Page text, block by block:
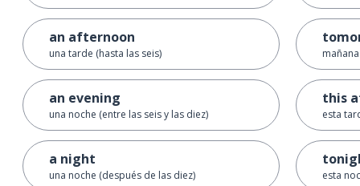
an afternoon
una tarde (hasta las seis)
an evening
una noche (entre las seis y las diez)
a night
una noche (después de las diez)
mañana
this
esta
esta